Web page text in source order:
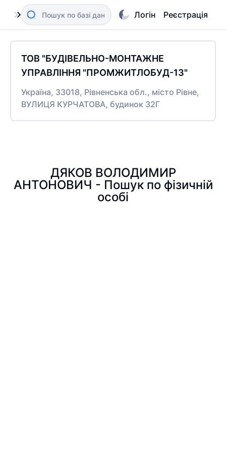
Логін Реєстрація
ТОВ "БУДІВЕЛЬНО-МОНТАЖНЕ
УПРАВЛІННЯ "ПРОМЖИТЛОБУД-13"
Україна, 33018, Рівненська обл., місто Рівне,
ВУЛИЦЯ КУРЧАТОВА, будинок 32Г
ДЯКОВ ВОЛОДИМИР
АНТОНОВИЧ - Пошук по фізичній
особі